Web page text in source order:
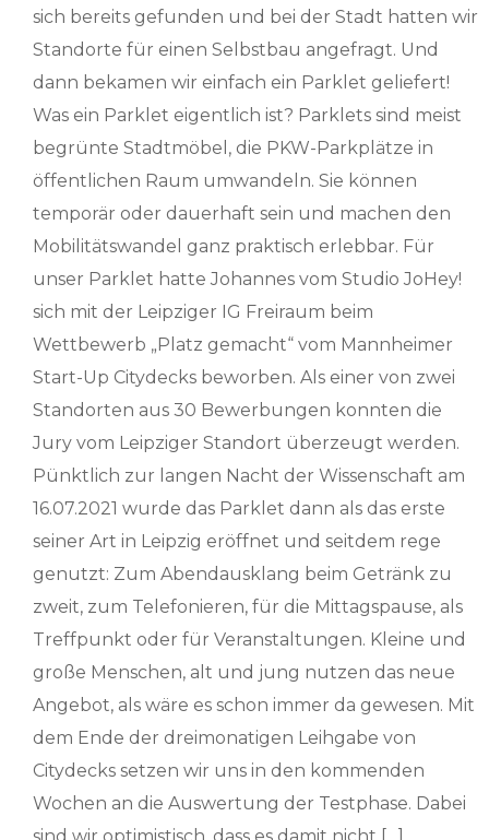
sich bereits gefunden und bei der Stadt hatten wir
Standorte für einen Selbstbau angefragt. Und
dann bekamen wir einfach ein Parklet geliefert!
Was ein Parklet eigentlich ist? Parklets sind meist
begrünte Stadtmöbel, die PKW-Parkplätze in
öffentlichen Raum umwandeln. Sie können
temporär oder dauerhaft sein und machen den
Mobilitätswandel ganz praktisch erlebbar. Für
unser Parklet hatte Johannes vom Studio JoHey!
sich mit der Leipziger IG Freiraum beim
Wettbewerb „Platz gemacht“ vom Mannheimer
Start-Up Citydecks beworben. Als einer von zwei
Standorten aus 30 Bewerbungen konnten die
Jury vom Leipziger Standort überzeugt werden.
Pünktlich zur langen Nacht der Wissenschaft am
16.07.2021 wurde das Parklet dann als das erste
seiner Art in Leipzig eröffnet und seitdem rege
genutzt: Zum Abendausklang beim Getränk zu
zweit, zum Telefonieren, für die Mittagspause, als
Treffpunkt oder für Veranstaltungen. Kleine und
große Menschen, alt und jung nutzen das neue
Angebot, als wäre es schon immer da gewesen. Mit
dem Ende der dreimonatigen Leihgabe von
Citydecks setzen wir uns in den kommenden
Wochen an die Auswertung der Testphase. Dabei